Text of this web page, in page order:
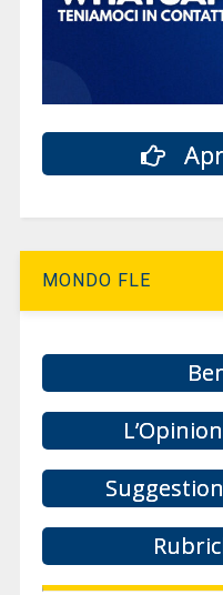
MONDO FLE